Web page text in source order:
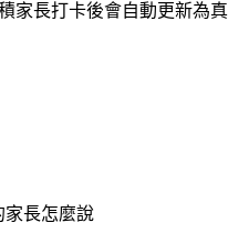
家長打卡後會自動更新為真
家長怎麼說